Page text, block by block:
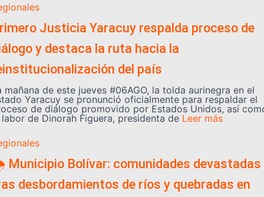
Justicia Yaracuy respalda proceso de
y destaca la ruta hacia la
del país
mañana de este jueves #06AGO, la tolda aurinegra en el
Yaracuy se pronunció oficialmente para respaldar el
de diálogo promovido por Estados Unidos, así
de Dinorah Figuera, presidenta de Leer más
Bolívar: comunidades devastadas
desbordamientos de ríos y quebradas en